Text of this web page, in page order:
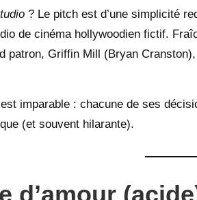
? Le pitch est d’une simplicité
de cinéma hollywoodien fictif.
patron, Griffin Mill (Bryan
imparable : chacune de ses
(et souvent hilarante).
d’amour